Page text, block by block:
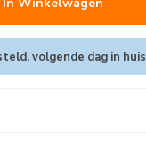
volgende dag in huis